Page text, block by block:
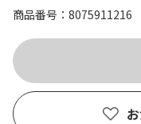
商品番号
8075911216